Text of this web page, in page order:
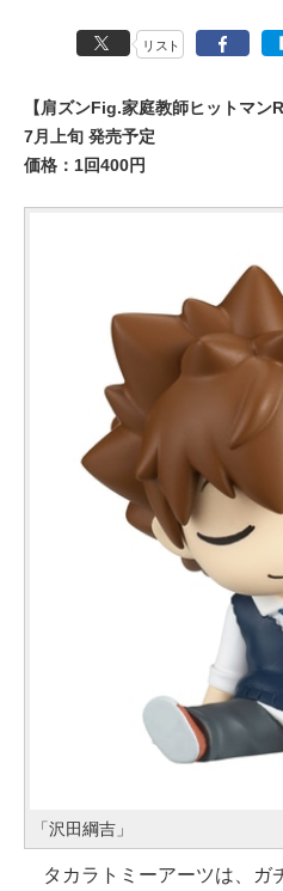
リスト
【肩ズンFig.家庭教師ヒットマン
7月上旬 発売予定
価格：1回400円
「沢田綱吉」
タカラトミーアーツは、ガ